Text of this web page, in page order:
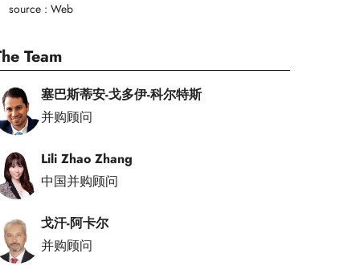
source : Web
Team
塞巴斯蒂安-戈多伊-科尔特斯
并购顾问
Lili Zhao Zhang
中国并购顾问
戈汗-阿卡尔
并购顾问